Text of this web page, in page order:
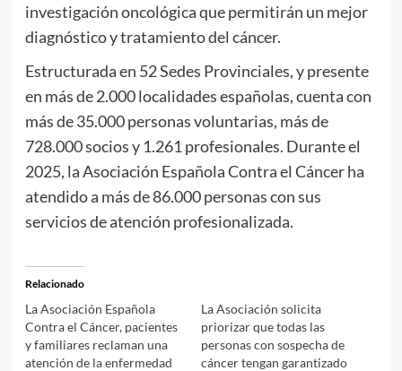
investigación oncológica que permitirán un mejor
diagnóstico y tratamiento del cáncer.
Estructurada en 52 Sedes Provinciales, y presente
en más de 2.000 localidades españolas, cuenta con
más de 35.000 personas voluntarias, más de
728.000 socios y 1.261 profesionales. Durante el
2025, la Asociación Española Contra el Cáncer ha
atendido a más de 86.000 personas con sus
servicios de atención profesionalizada.
Relacionado
La Asociación Española
Contra el Cáncer, pacientes
y familiares reclaman una
atención de la enfermedad
La Asociación solicita
priorizar que todas las
personas con sospecha de
cáncer tengan garantizado